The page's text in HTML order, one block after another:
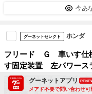
今あ
グーネットセレクト ホンダ
フリード Ｇ 車いす
す固定装置 左パワー
グＴＶ Ｂカメラ Ｅ
両
グーネットアプリ
メアド不要で問い合わせ可